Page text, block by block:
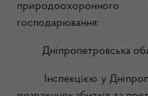
природоохоронного
господарювання:
Дніпропетровська
Інспекцією у